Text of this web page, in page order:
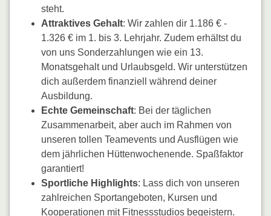
steht.
Attraktives Gehalt: Wir zahlen dir 1.186 € -
1.326 € im 1. bis 3. Lehrjahr. Zudem erhältst du
von uns Sonderzahlungen wie ein 13.
Monatsgehalt und Urlaubsgeld. Wir unterstützen
dich außerdem finanziell während deiner
Ausbildung.
Echte Gemeinschaft: Bei der täglichen
Zusammenarbeit, aber auch im Rahmen von
unseren tollen Teamevents und Ausflügen wie
dem jährlichen Hüttenwochenende. Spaßfaktor
garantiert!
Sportliche Highlights: Lass dich von unseren
zahlreichen Sportangeboten, Kursen und
Kooperationen mit Fitnessstudios begeistern.